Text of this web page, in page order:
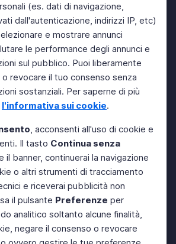
(es. dati di navigazione,
dall'autenticazione, indirizzi IP, etc)
e mostrare annunci
le performance degli annunci e
sul pubblico. Puoi liberamente
revocare il tuo consenso senza
sostanziali. Per saperne di più
l'informativa sui cookie.
, acconsenti all'uso di cookie e
Il tasto Continua senza
il banner, continuerai la navigazione
o altri strumenti di tracciamento
e riceverai pubblicità non
il pulsante Preferenze per
analitico soltanto alcune finalità,
negare il consenso o revocare